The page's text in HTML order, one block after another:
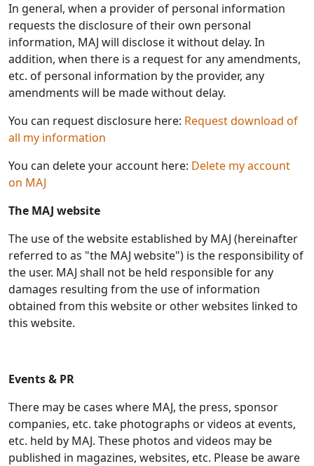
In general, when a provider of personal information
requests the disclosure of their own personal
information, MAJ will disclose it without delay. In
addition, when there is a request for any amendments,
etc. of personal information by the provider, any
amendments will be made without delay.
You can request disclosure here: Request download of
all my information
You can delete your account here: Delete my account
on MAJ
The MAJ website
The use of the website established by MAJ (hereinafter
referred to as "the MAJ website") is the responsibility of
the user. MAJ shall not be held responsible for any
damages resulting from the use of information
obtained from this website or other websites linked to
this website.
Events & PR
There may be cases where MAJ, the press, sponsor
companies, etc. take photographs or videos at events,
etc. held by MAJ. These photos and videos may be
published in magazines, websites, etc. Please be aware